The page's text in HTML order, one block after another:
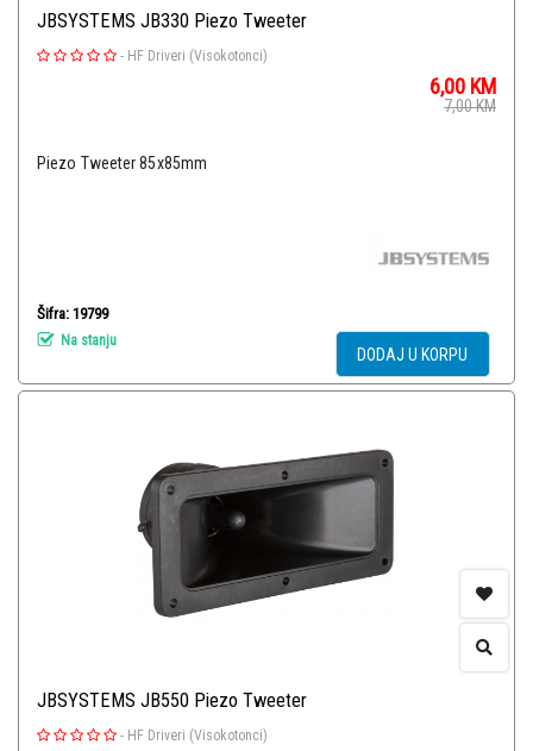
JBSYSTEMS JB330 Piezo Tweeter
- HF Driveri (Visokotonci)
6,00 KM
7,00KM
Piezo Tweeter 85x85mm
Šifra: 19799
Na stanju
DODAJ U KORPU
JBSYSTEMS JB550 Piezo Tweeter
- HF Driveri (Visokotonci)